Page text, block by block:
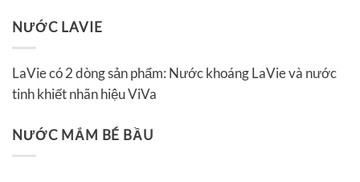
NƯỚC LAVIE
LaVie có 2 dòng sản phẩm: Nước khoáng LaVie và nước
tinh khiết nhãn hiệu ViVa
NƯỚC MẮM BÉ BẦU